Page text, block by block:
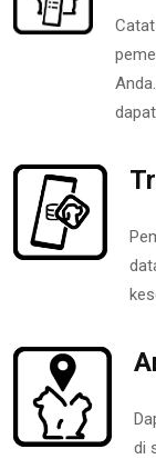
di